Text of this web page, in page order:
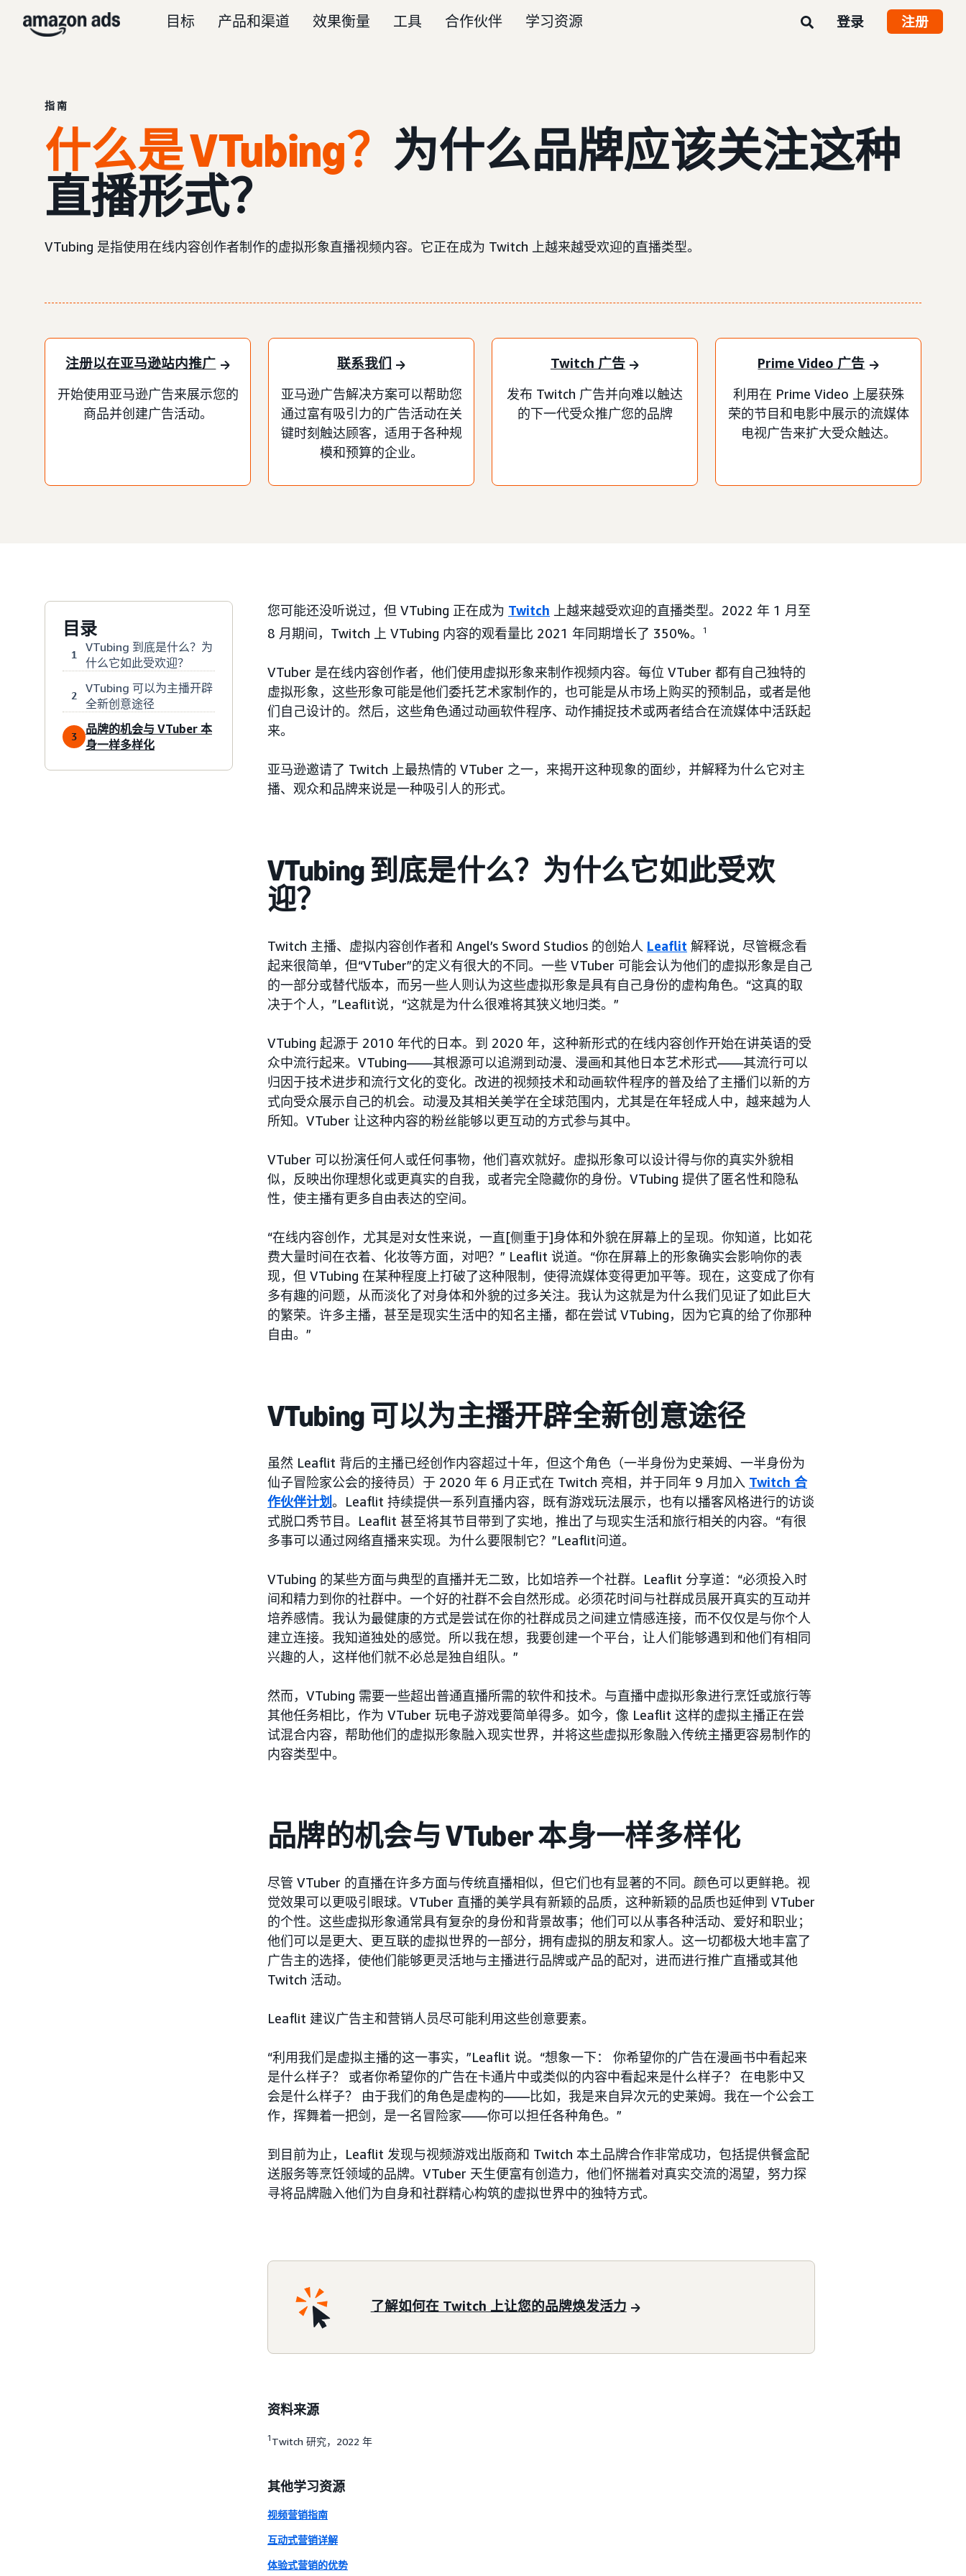
目标 产品和渠道 效果衡量 工具 合作伙伴 学习资源 登录 注册
指南
什么是 VTubing？ 为什么品牌应该关注这种
直播形式？
VTubing 是指使用在线内容创作者制作的虚拟形象直播视频内容。它正在成为 Twitch 上越来越受欢迎的直播类型。
注册以在亚马逊站内推广
开始使用亚马逊广告来展示您的
商品并创建广告活动。
联系我们
亚马逊广告解决方案可以帮助您
通过富有吸引力的广告活动在关
键时刻触达顾客，适用于各种规
模和预算的企业。
Twitch 广告
发布 Twitch 广告并向难以触达
的下一代受众推广您的品牌
Prime Video 广告
利用在 Prime Video 上屡获殊
荣的节目和电影中展示的流媒体
电视广告来扩大受众触达。
目录
1
VTubing 到底是什么？为
什么它如此受欢迎？
2
VTubing 可以为主播开辟
全新创意途径
3
品牌的机会与 VTuber 本
身一样多样化
您可能还没听说过，但 VTubing 正在成为 Twitch 上越来越受欢迎的直播类型。2022 年 1 月至
8 月期间，Twitch 上 VTubing 内容的观看量比 2021 年同期增长了 350%。
1
VTuber 是在线内容创作者，他们使用虚拟形象来制作视频内容。每位 VTuber 都有自己独特的
虚拟形象，这些形象可能是他们委托艺术家制作的，也可能是从市场上购买的预制品，或者是他
们自己设计的。然后，这些角色通过动画软件程序、动作捕捉技术或两者结合在流媒体中活跃起
来。
亚马逊邀请了 Twitch 上最热情的 VTuber 之一，来揭开这种现象的面纱，并解释为什么它对主
播、观众和品牌来说是一种吸引人的形式。
VTubing 到底是什么？为什么它如此受欢
迎？
Twitch 主播、虚拟内容创作者和 Angel’s Sword Studios 的创始人 Leaflit 解释说，尽管概念看
起来很简单，但“VTuber”的定义有很大的不同。一些 VTuber 可能会认为他们的虚拟形象是自己
的一部分或替代版本，而另一些人则认为这些虚拟形象是具有自己身份的虚构角色。“这真的取
决于个人，”Leaflit说，“这就是为什么很难将其狭义地归类。”
VTubing 起源于 2010 年代的日本。到 2020 年，这种新形式的在线内容创作开始在讲英语的受
众中流行起来。VTubing——其根源可以追溯到动漫、漫画和其他日本艺术形式——其流行可以
归因于技术进步和流行文化的变化。改进的视频技术和动画软件程序的普及给了主播们以新的方
式向受众展示自己的机会。动漫及其相关美学在全球范围内，尤其是在年轻成人中，越来越为人
所知。VTuber 让这种内容的粉丝能够以更互动的方式参与其中。
VTuber 可以扮演任何人或任何事物，他们喜欢就好。虚拟形象可以设计得与你的真实外貌相
似，反映出你理想化或更真实的自我，或者完全隐藏你的身份。VTubing 提供了匿名性和隐私
性，使主播有更多自由表达的空间。
“在线内容创作，尤其是对女性来说，一直[侧重于]身体和外貌在屏幕上的呈现。你知道，比如花
费大量时间在衣着、化妆等方面，对吧？” Leaflit 说道。“你在屏幕上的形象确实会影响你的表
现，但 VTubing 在某种程度上打破了这种限制，使得流媒体变得更加平等。现在，这变成了你有
多有趣的问题，从而淡化了对身体和外貌的过多关注。我认为这就是为什么我们见证了如此巨大
的繁荣。许多主播，甚至是现实生活中的知名主播，都在尝试 VTubing，因为它真的给了你那种
自由。”
VTubing 可以为主播开辟全新创意途径
虽然 Leaflit 背后的主播已经创作内容超过十年，但这个角色（一半身份为史莱姆、一半身份为
仙子冒险家公会的接待员）于 2020 年 6 月正式在 Twitch 亮相，并于同年 9 月加入 Twitch 合
作伙伴计划。Leaflit 持续提供一系列直播内容，既有游戏玩法展示，也有以播客风格进行的访谈
式脱口秀节目。Leaflit 甚至将其节目带到了实地，推出了与现实生活和旅行相关的内容。“有很
多事可以通过网络直播来实现。为什么要限制它？”Leaflit问道。
VTubing 的某些方面与典型的直播并无二致，比如培养一个社群。Leaflit 分享道：“必须投入时
间和精力到你的社群中。一个好的社群不会自然形成。必须花时间与社群成员展开真实的互动并
培养感情。我认为最健康的方式是尝试在你的社群成员之间建立情感连接，而不仅仅是与你个人
建立连接。我知道独处的感觉。所以我在想，我要创建一个平台，让人们能够遇到和他们有相同
兴趣的人，这样他们就不必总是独自组队。”
然而，VTubing 需要一些超出普通直播所需的软件和技术。与直播中虚拟形象进行烹饪或旅行等
其他任务相比，作为 VTuber 玩电子游戏要简单得多。如今，像 Leaflit 这样的虚拟主播正在尝
试混合内容，帮助他们的虚拟形象融入现实世界，并将这些虚拟形象融入传统主播更容易制作的
内容类型中。
品牌的机会与 VTuber 本身一样多样化
尽管 VTuber 的直播在许多方面与传统直播相似，但它们也有显著的不同。颜色可以更鲜艳。视
觉效果可以更吸引眼球。VTuber 直播的美学具有新颖的品质，这种新颖的品质也延伸到 VTuber
的个性。这些虚拟形象通常具有复杂的身份和背景故事；他们可以从事各种活动、爱好和职业；
他们可以是更大、更互联的虚拟世界的一部分，拥有虚拟的朋友和家人。这一切都极大地丰富了
广告主的选择，使他们能够更灵活地与主播进行品牌或产品的配对，进而进行推广直播或其他
Twitch 活动。
Leaflit 建议广告主和营销人员尽可能利用这些创意要素。
“利用我们是虚拟主播的这一事实，”Leaflit 说。“想象一下： 你希望你的广告在漫画书中看起来
是什么样子？ 或者你希望你的广告在卡通片中或类似的内容中看起来是什么样子？ 在电影中又
会是什么样子？ 由于我们的角色是虚构的——比如，我是来自异次元的史莱姆。我在一个公会工
作，挥舞着一把剑，是一名冒险家——你可以担任各种角色。”
到目前为止，Leaflit 发现与视频游戏出版商和 Twitch 本土品牌合作非常成功，包括提供餐盒配
送服务等烹饪领域的品牌。VTuber 天生便富有创造力，他们怀揣着对真实交流的渴望，努力探
寻将品牌融入他们为自身和社群精心构筑的虚拟世界中的独特方式。
了解如何在 Twitch 上让您的品牌焕发活力
资料来源
1 Twitch 研究，2022 年
其他学习资源
视频营销指南
互动式营销详解
体验式营销的优势